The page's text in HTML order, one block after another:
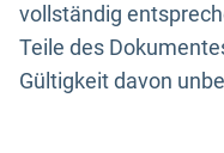
vollständig
Teile des
Gültigkeit davon